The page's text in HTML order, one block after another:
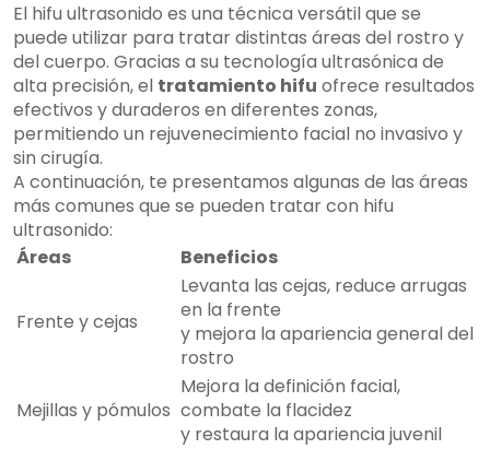
El hifu ultrasonido es una técnica versátil que se
puede utilizar para tratar distintas áreas del rostro y
del cuerpo. Gracias a su tecnología ultrasónica de
alta precisión, el tratamiento hifu ofrece resultados
efectivos y duraderos en diferentes zonas,
permitiendo un rejuvenecimiento facial no invasivo y
sin cirugía.
A continuación, te presentamos algunas de las áreas
más comunes que se pueden tratar con hifu
ultrasonido:
Áreas
Beneficios
Frente y cejas
Levanta las cejas, reduce arrugas
en la frente
y mejora la apariencia general del
rostro
Mejillas y pómulos
Mejora la definición facial,
combate la flacidez
y restaura la apariencia juvenil